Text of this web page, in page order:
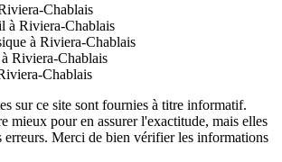
Chablais
à Riviera-Chablais
à Riviera-Chablais
Riviera-Chablais
Chablais
sur ce site sont fournies à titre informatif.
mieux pour en assurer l'exactitude, mais elles
erreurs. Merci de bien vérifier les informations